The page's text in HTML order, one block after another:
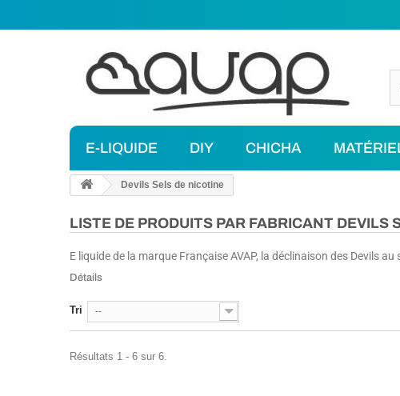
E-LIQUIDE DIY CHICHA
Devils Sels de nicotine
LISTE DE PRODUITS PAR FABRICANT DEVILS
E liquide de la marque Française AVAP, la déclinaison des Devils
Détails
Tri --
Résultats 1 - 6 sur 6.